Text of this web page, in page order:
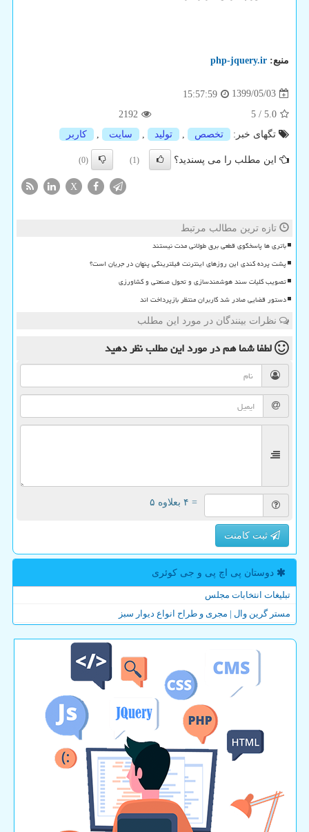
منبع: php-jquery.ir
1399/05/03
15:57:59
5.0
/
5
2192
تگهای خبر:
تخصص , تولید , سایت , كاربر
این مطلب را می پسندید؟ (1)
(0)
X
تازه ترین مطالب مرتبط
باتری ها پاسخگوی قطعی برق طولانی مدت نیستند
پشت پرده کندی این روزهای اینترنت فیلترینگی پنهان در جریان است؟
تصویب کلیات سند هوشمندسازی و تحول صنعتی و کشاورزی
دستور قضایی صادر شد کاربران منتظر بازپرداخت اند
نظرات بینندگان در مورد این مطلب
لطفا شما همدر مورد این مطلبنظر دهید
= ۴ بعلاوه ۵
ثبت کامنت
دوستان پی اچ پی و جی كوئری
تبلیغات انتخابات مجلس
مستر گرین وال | مجری و طراح انواع دیوار سبز